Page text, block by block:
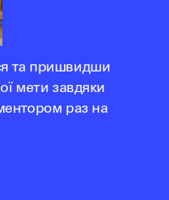
та пришвидши
мети завдяки
раз на